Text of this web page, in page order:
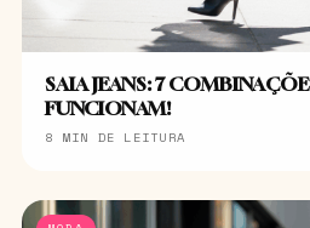
SAIA JEANS: 7
FUNCIONAM!
8 MIN DE LEITURA